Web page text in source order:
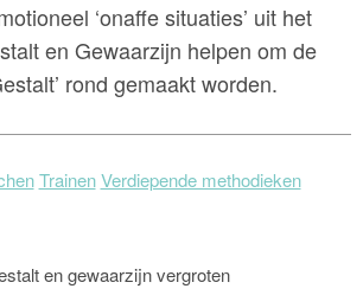
‘onaffe situaties’ uit het
en Gewaarzijn helpen om de
rond gemaakt worden.
Trainen Verdiepende methodieken